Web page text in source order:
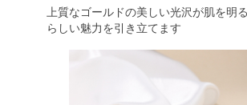
上質なゴールドの美しい光沢が肌を明
らしい魅力を引き立てます